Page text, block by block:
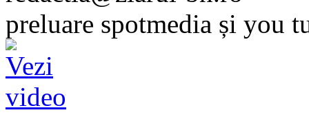
preluare spotmedia și you